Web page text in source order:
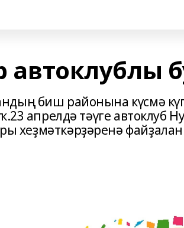
автоклублы
биш районына күсмә
апрелдә тәүге автоклуб
хеҙмәткәрҙәренә